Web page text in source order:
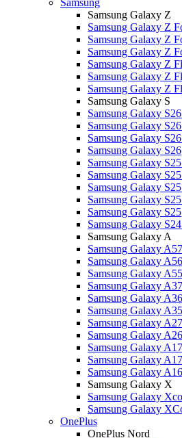
Samsung
Samsung Galaxy Z
Samsung Galaxy Z
Samsung Galaxy Z
Samsung Galaxy Z
Samsung Galaxy Z
Samsung Galaxy Z
Samsung Galaxy Z
Samsung Galaxy S
Samsung Galaxy
Samsung Galaxy
Samsung Galaxy
Samsung Galaxy S26
Samsung Galaxy
Samsung Galaxy
Samsung Galaxy
Samsung Galaxy
Samsung Galaxy S25
Samsung Galaxy
Samsung Galaxy A
Samsung Galaxy
Samsung Galaxy
Samsung Galaxy
Samsung Galaxy
Samsung Galaxy
Samsung Galaxy
Samsung Galaxy
Samsung Galaxy
Samsung Galaxy
Samsung Galaxy A17
Samsung Galaxy A16
Samsung Galaxy X
Samsung Galaxy
Samsung Galaxy
OnePlus
OnePlus Nord